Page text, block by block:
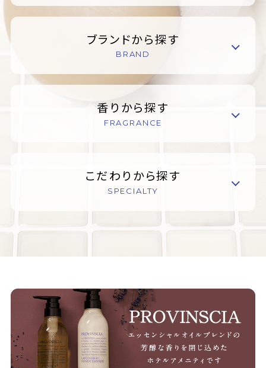
ブランドから探す
BRAND
香りから探す
FRAGRANCE
こだわりから探す
SPECIALTY